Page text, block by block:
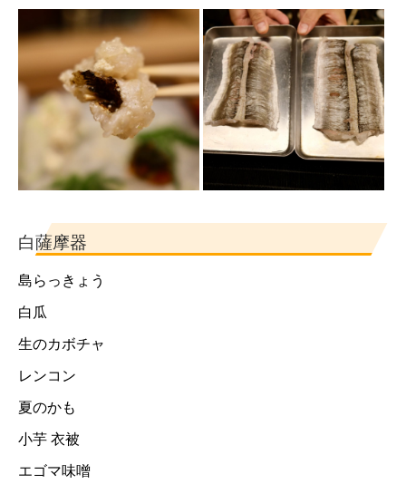
白薩摩器
島らっきょう
白瓜
生のカボチャ
レンコン
夏のかも
小芋 衣被
エゴマ味噌